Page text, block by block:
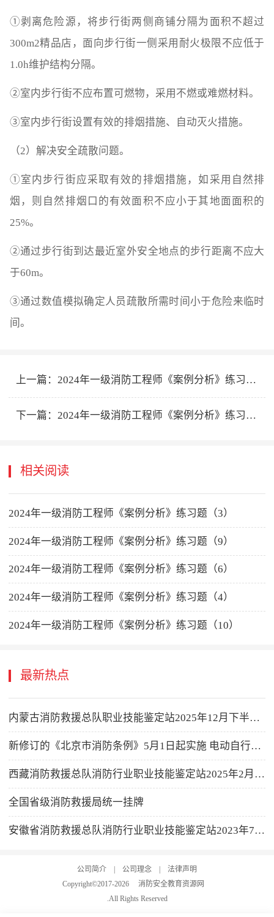
①剥离危险源，将步行街两侧商铺分隔为面积不超过
300m2精品店，面向步行街一侧采用耐火极限不应低于
1.0h维护结构分隔。
②室内步行街不应布置可燃物，采用不燃或难燃材料。
③室内步行街设置有效的排烟措施、自动灭火措施。
（2）解决安全疏散问题。
①室内步行街应采取有效的排烟措施，如采用自然排
烟，则自然排烟口的有效面积不应小于其地面面积的
25%。
②通过步行街到达最近室外安全地点的步行距离不应大
于60m。
③通过数值模拟确定人员疏散所需时间小于危险来临时
间。
上一篇：2024年一级消防工程师《案例分析》练习题（7）
下一篇：2024年一级消防工程师《案例分析》练习题（9）
相关阅读
2024年一级消防工程师《案例分析》练习题（3）
2024年一级消防工程师《案例分析》练习题（9）
2024年一级消防工程师《案例分析》练习题（6）
2024年一级消防工程师《案例分析》练习题（4）
2024年一级消防工程师《案例分析》练习题（10）
最新热点
内蒙古消防救援总队职业技能鉴定站2025年12月下半月消防设施操作员职业技能鉴定考试公告
新修订的《北京市消防条例》5月1日起实施 电动自行车及充电电池禁止进电梯
西藏消防救援总队消防行业职业技能鉴定站2025年2月消防设施操作员职业技能鉴定公告
全国省级消防救援局统一挂牌
安徽省消防救援总队消防行业职业技能鉴定站2023年7月鉴定计划公告
公司简介 公司理念
法律声明
Copyright©2017-2026
消防安全教育资源网
.All Rights Reserved